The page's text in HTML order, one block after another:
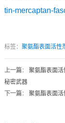
tin-mercaptan-
标签： 聚氨酯表面活性
上一篇： 聚氨酯表面
秘密武器
下一篇： 聚氨酯表面